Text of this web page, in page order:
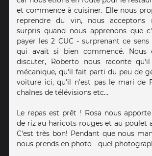
et commence à cuisiner. Elle nous
reprendre du vin, nous acceptons
surpris quand nous apprenons que
payer les 2 CUC - surprenant ce
qui avait si bien commencé. Nous
discuter, Roberto nous raconte
mécanique, qu'il fait parti du peu de
voiture ici, qu'il n'est pas le mari de
chaînes de télévisions etc...
Le repas est prêt ! Rosa nous
de riz au haricots rouges et au poulet
C'est très bon! Pendant que nous
nous prends en photo - quel